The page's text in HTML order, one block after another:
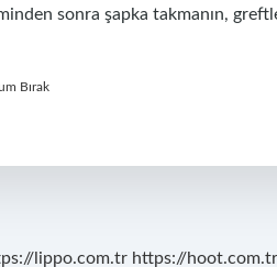
sonra şapka takmanın,
Bırak
lippo.com.tr https://hoot.com.tr